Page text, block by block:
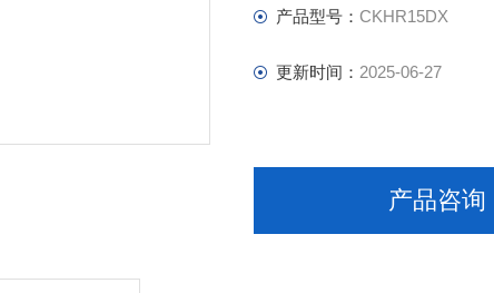
产品型号： CKHR15DX
更新时间： 2025-06-27
产品咨询